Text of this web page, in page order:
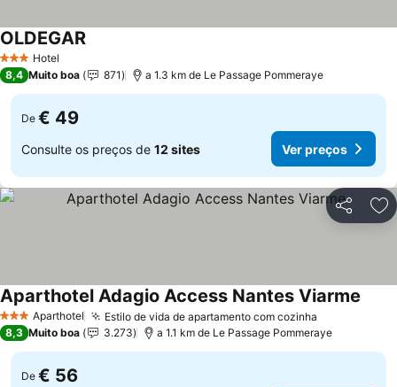
3 EstrelasHotel
OLDEGAR
8,4 Muito boa 871 a 1.3 km de Le Passage Pommeraye
De € 49
Consulte os preços de 12 sites Ver preços
Partilhar
3 EstrelasAparthotel Estilo de vida de apartamento com cozinha
Aparthotel Adagio Access Nantes Viarme
8,3 Muito boa 3.273 a 1.1 km de Le Passage Pommeraye
De € 56